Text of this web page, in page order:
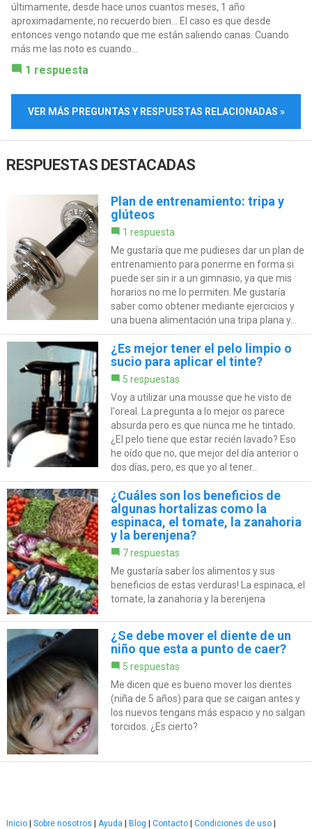
últimamente, desde hace unos cuantos meses, 1 año
aproximadamente, no recuerdo bien... El caso es que desde
entonces vengo notando que me están saliendo canas. Cuando
más me las noto es cuando...
1 respuesta
VER MÁS PREGUNTAS Y RESPUESTAS RELACIONADAS »
RESPUESTAS DESTACADAS
Plan de entrenamiento: tripa y
glúteos
1 respuesta
Me gustaría que me pudieses dar un plan de
entrenamiento para ponerme en forma si
puede ser sin ir a un gimnasio, ya que mis
horarios no me lo permiten. Me gustaría
saber como obtener mediante ejercicios y
una buena alimentación una tripa plana y...
¿Es mejor tener el pelo limpio o
sucio para aplicar el tinte?
5 respuestas
Voy a utilizar una mousse que he visto de
l'oreal. La pregunta a lo mejor os parece
absurda pero es que nunca me he tintado.
¿El pelo tiene que estar recién lavado? Eso
he oído que no, que mejor del día anterior o
dos días, pero, es que yo al tener...
¿Cuáles son los beneficios de
algunas hortalizas como la
espinaca, el tomate, la zanahoria
y la berenjena?
7 respuestas
Me gustaría saber los alimentos y sus
beneficios de estas verduras! La espinaca, el
tomate, la zanahoria y la berenjena
¿Se debe mover el diente de un
niño que esta a punto de caer?
5 respuestas
Me dicen que es bueno mover los dientes
(niña de 5 años) para que se caigan antes y
los nuevos tengans más espacio y no salgan
torcidos. ¿Es cierto?
Inicio Sobre nosotros Ayuda Blog Contacto Condiciones de uso